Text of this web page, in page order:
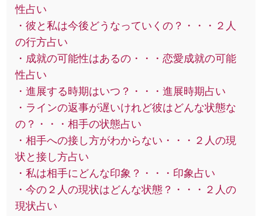
性占い
・彼と私は今後どうなっていくの？・・・２人
の行方占い
・成就の可能性はあるの・・・恋愛成就の可能
性占い
・進展する時期はいつ？・・・進展時期占い
・ラインの返事が遅いけれど彼はどんな状態な
の？・・・相手の状態占い
・相手への接し方がわからない・・・２人の現
状と接し方占い
・私は相手にどんな印象？・・・印象占い
・今の２人の現状はどんな状態？・・・２人の
現状占い